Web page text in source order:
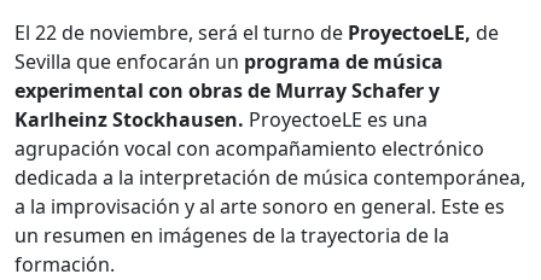
El 22 de noviembre, será el turno de ProyectoeLE, de
Sevilla que enfocarán un programa de música
experimental con obras de Murray Schafer y
Karlheinz Stockhausen. ProyectoeLE es una
agrupación vocal con acompañamiento electrónico
dedicada a la interpretación de música contemporánea,
a la improvisación y al arte sonoro en general. Este es
un resumen en imágenes de la trayectoria de la
formación.